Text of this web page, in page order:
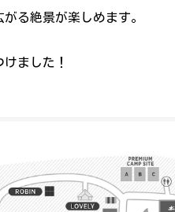
る絶景が楽しめます。
ました！